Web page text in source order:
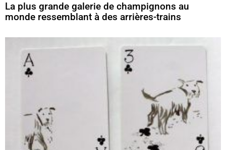
La plus grande galerie de champignons au
monde ressemblant à des arrières-trains